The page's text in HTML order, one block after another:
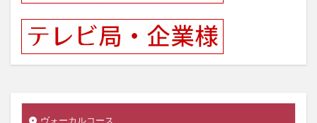
ヴォーカルコース